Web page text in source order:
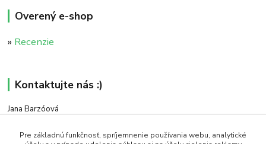
Overený e-shop
» Recenzie
Kontaktujte nás :)
Jana Barzóová
(PO - PIA, 8:00 - 18:00)
Pre základnú funkčnosť, spríjemnenie používania webu, analytické